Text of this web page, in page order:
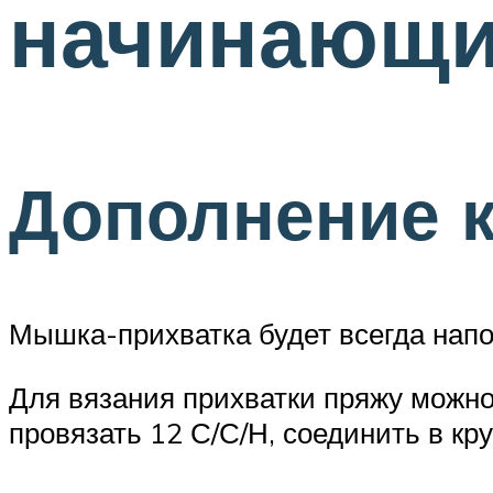
Дополнение
Мышка-прихватка будет всегда
Для вязания прихватки пряжу
провязать 12 С/С/Н, соединить в